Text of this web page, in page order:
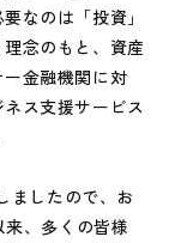
なのは「投資」
念のもと、資産
金融機関に対
ス支援サービス
ましたので、お
、多くの皆様